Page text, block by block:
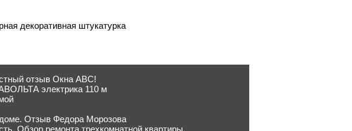
декоративная штукатурка
отзыв Окна АВС!
электрика 110 м
Отзыв Федора Морозова
Обзор ремонта трехкомнатной квартиры.